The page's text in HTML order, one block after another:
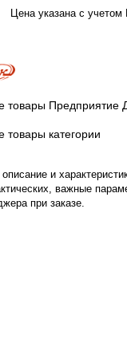
Цена указана с
товары Предприятие
товары категории
и
важные
при заказе.